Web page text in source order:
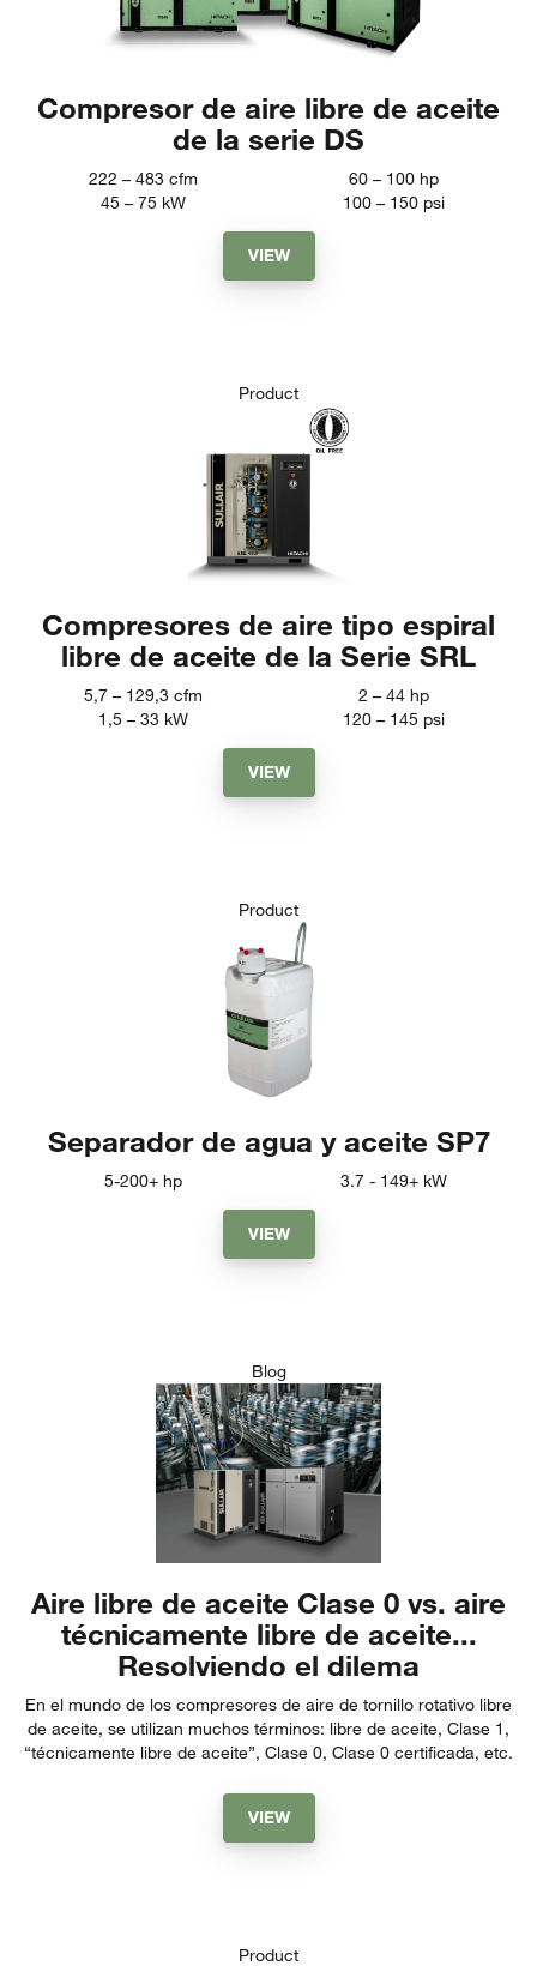
Compresor de aire libre de aceite
de la serie DS
222 – 483 cfm 60 – 100 hp
45 – 75 kW 100 – 150 psi
VIEW
Product
Compresores de aire tipo espiral
libre de aceite de la Serie SRL
5,7 – 129,3 cfm 2 – 44 hp
1,5 – 33 kW 120 – 145 psi
VIEW
Product
Separador de agua y aceite SP7
5-200+ hp 3.7 - 149+ kW
VIEW
Blog
Aire libre de aceite Clase 0 vs. aire
técnicamente libre de aceite...
Resolviendo el dilema
En el mundo de los compresores de aire de tornillo rotativo libre
de aceite, se utilizan muchos términos: libre de aceite, Clase 1,
“técnicamente libre de aceite”, Clase 0, Clase 0 certificada, etc.
VIEW
Product